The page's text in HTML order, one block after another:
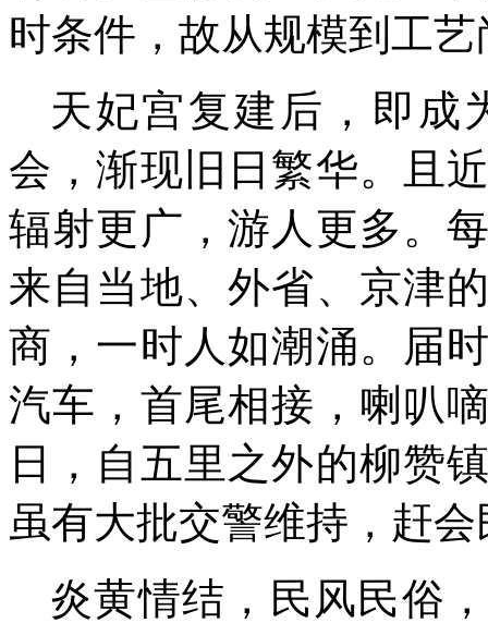
时条件， 故从规模到工
天妃宫复建后，即成
会，渐现旧日繁华。
且
辐射更广，游人更多。
来自当地、外省、京津
商，一时 人如潮涌。 届
汽车，首尾相接， 喇叭
日，自五里之外的柳赞
虽有大批交警维持， 赶会
炎黄情结，民风民俗